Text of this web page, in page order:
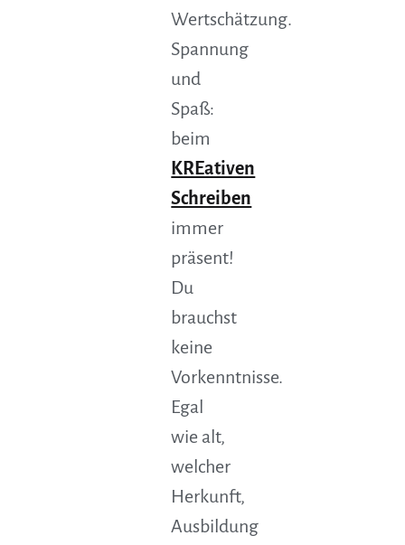
Wertschätzung.
Spannung
und
Spaß:
beim
KREativen
Schreiben
immer
präsent!
Du
brauchst
keine
Vorkenntnisse.
Egal
wie alt,
welcher
Herkunft,
Ausbildung